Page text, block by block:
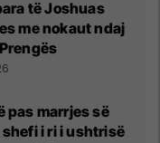
të Joshuas
me nokaut ndaj
pas marrjes së
i ri i ushtrisë